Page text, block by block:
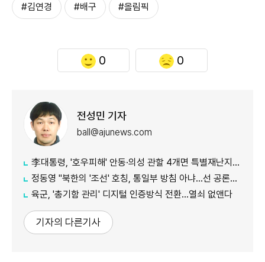
#김연경 #배구 #올림픽
0 0
전성민 기자
ball@ajunews.com
李대통령, '호우피해' 안동·의성 관할 4개면 특별재난지역 선포
정동영 "북한의 '조선' 호칭, 통일부 방침 아냐...선 공론화 먼저"
육군, '총기함 관리' 디지털 인증방식 전환…열쇠 없앤다
기자의 다른기사